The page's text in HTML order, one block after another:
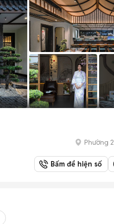
Phường 2
Bấm để hiện số